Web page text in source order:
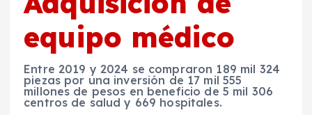
equipo médico
Entre 2019 y 2024 se compraron 189 mil 324
piezas por una inversión de 17 mil 555
millones de pesos en beneficio de 5 mil 306
centros de salud y 669 hospitales.